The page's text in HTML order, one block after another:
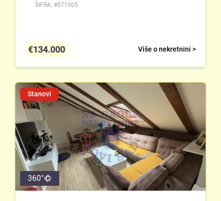
ŠIFRA: #571305
Više o nekretnini >
€134.000
Stanovi
360°